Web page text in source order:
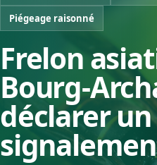
Piégeage raisonné
Frelon
Bourg-
déclarer